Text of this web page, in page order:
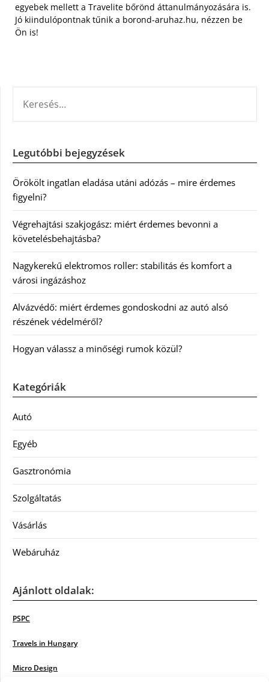
egyebek mellett a Travelite bőrönd áttanulmányozására is.
Jó kiindulópontnak tűnik a borond-aruhaz.hu, nézzen be
Ön is!
Legutóbbi bejegyzések
Örökölt ingatlan eladása utáni adózás – mire érdemes
figyelni?
Végrehajtási szakjogász: miért érdemes bevonni a
követelésbehajtásba?
Nagykerekű elektromos roller: stabilitás és komfort a
városi ingázáshoz
Alvázvédő: miért érdemes gondoskodni az autó alsó
részének védelméről?
Hogyan válassz a minőségi rumok közül?
Kategóriák
Autó
Egyéb
Gasztronómia
Szolgáltatás
Vásárlás
Webáruház
Ajánlott oldalak:
PSPC
Travels in Hungary
Micro Design